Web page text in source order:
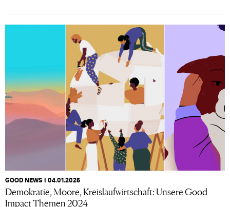
GOOD NEWS I 04.01.2025
Demokratie, Moore, Kreislaufwirtschaft: Unsere Good
Impact Themen 2024